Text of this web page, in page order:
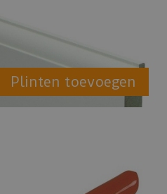
Plinten toevoegen